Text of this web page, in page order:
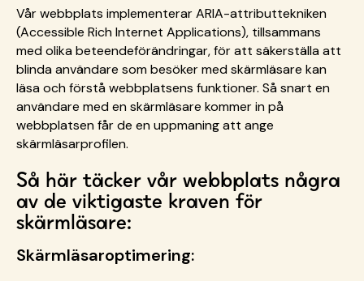
Vår webbplats implementerar ARIA-attributtekniken
(Accessible Rich Internet Applications), tillsammans
med olika beteendeförändringar, för att säkerställa att
blinda användare som besöker med skärmläsare kan
läsa och förstå webbplatsens funktioner. Så snart en
användare med en skärmläsare kommer in på
webbplatsen får de en uppmaning att ange
skärmläsarprofilen.
Så här täcker vår webbplats några
av de viktigaste kraven för
skärmläsare:
Skärmläsaroptimering: